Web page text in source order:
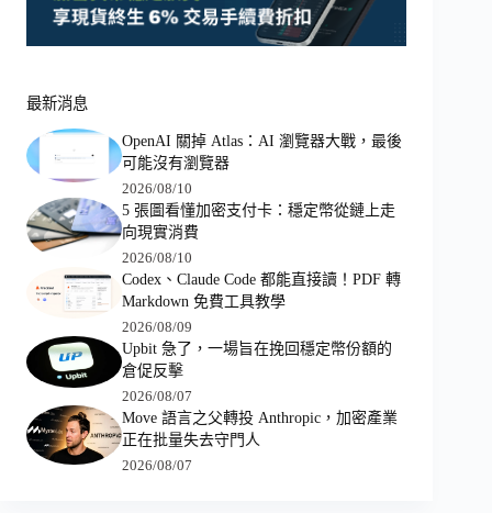
最新消息
OpenAI 關掉 Atlas：AI 瀏覽器大戰，最後
可能沒有瀏覽器
2026/08/10
5 張圖看懂加密支付卡：穩定幣從鏈上走
向現實消費
2026/08/10
Codex、Claude Code 都能直接讀！PDF 轉
Markdown 免費工具教學
2026/08/09
Upbit 急了，一場旨在挽回穩定幣份額的
倉促反擊
2026/08/07
Move 語言之父轉投 Anthropic，加密產業
正在批量失去守門人
2026/08/07